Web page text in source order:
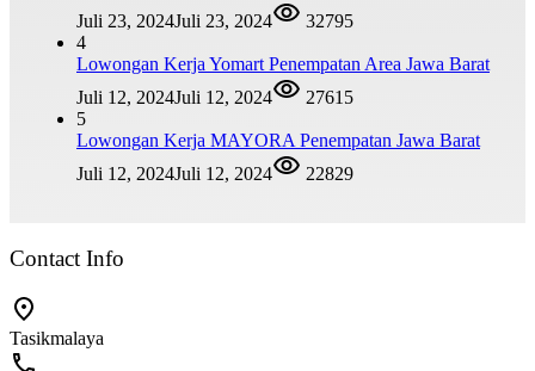
Juli 23, 2024Juli 23, 2024
32795
4
Lowongan Kerja Yomart Penempatan Area Jawa Barat
Juli 12, 2024Juli 12, 2024
27615
5
Lowongan Kerja MAYORA Penempatan Jawa Barat
Juli 12, 2024Juli 12, 2024 22829
Contact Info
Tasikmalaya